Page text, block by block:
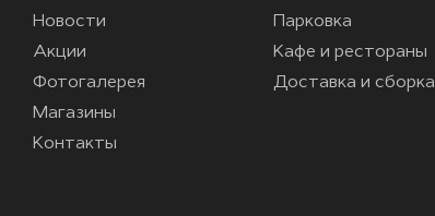
Новости
Акции
Фотогалерея
Магазины
Контакты
Парковка
Кафе и рестораны
Доставка и сборка